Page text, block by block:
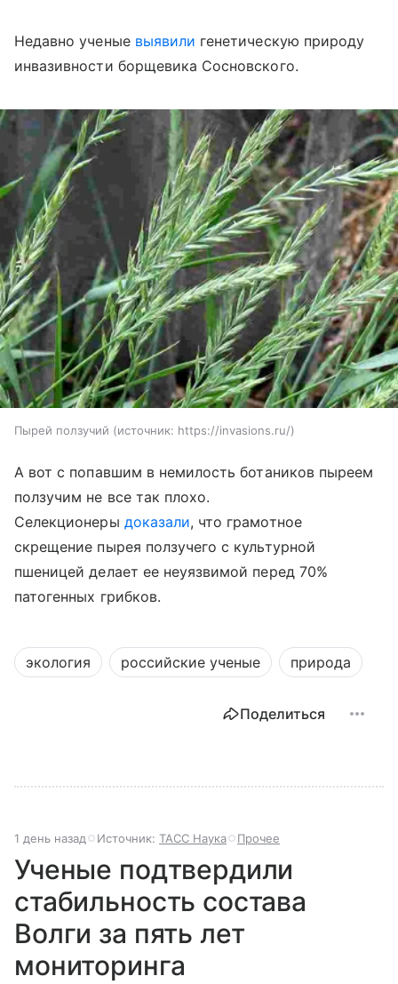
Недавно ученые выявили генетическую природу
инвазивности борщевика Сосновского.
Пырей ползучий источник: https://invasions.ru/
А вот с попавшим в немилость ботаников пыреем
ползучим не все так плохо.
Селекционеры доказали, что грамотное
скрещение пырея ползучего с культурной
пшеницей делает ее неуязвимой перед 70%
патогенных грибков.
экология российские ученые природа
Поделиться
1 день назад Источник: ТАСС Наука Прочее
Ученые подтвердили
стабильность состава
Волги за пять лет
мониторинга